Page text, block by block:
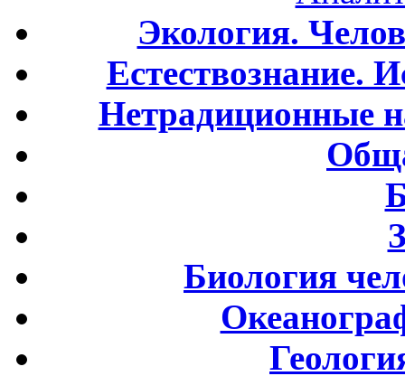
Экология.
Естествознание.
Нетрадиционные
Биология